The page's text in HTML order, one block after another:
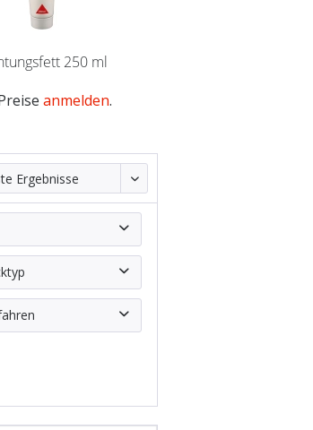
250 ml
anmelden.
1,78 €bis18,97 €